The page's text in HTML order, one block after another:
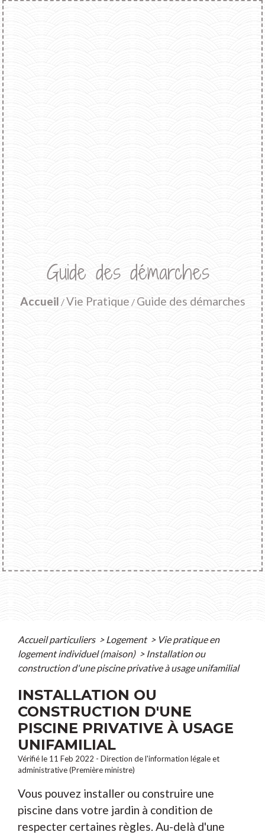
Guide des démarches
Accueil /Vie Pratique / Guide des démarches
Accueil particuliers > Logement > Vie pratique en
logement individuel (maison) > Installation ou
construction d'une piscine privative à usage unifamilial
INSTALLATION OU
CONSTRUCTION D'UNE
PISCINE PRIVATIVE À USAGE
UNIFAMILIAL
Vérifié le 11 Feb 2022 - Direction de l'information légale et
administrative (Première ministre)
Vous pouvez installer ou construire une
piscine dans votre jardin à condition de
respecter certaines règles. Au-delà d'une